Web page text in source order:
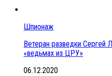
Шпионаж
Ветеран разведки Сергей
«ведьмах из ЦРУ»
06.12.2020